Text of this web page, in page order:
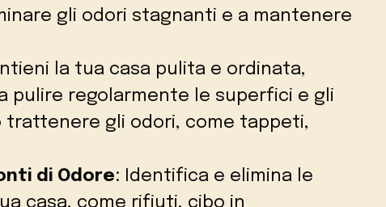
gli odori stagnanti e a mantenere
la tua casa pulita e ordinata,
pulire regolarmente le superfici e gli
trattenere gli odori, come tappeti,
di Odore: Identifica e elimina le
casa, come rifiuti, cibo in